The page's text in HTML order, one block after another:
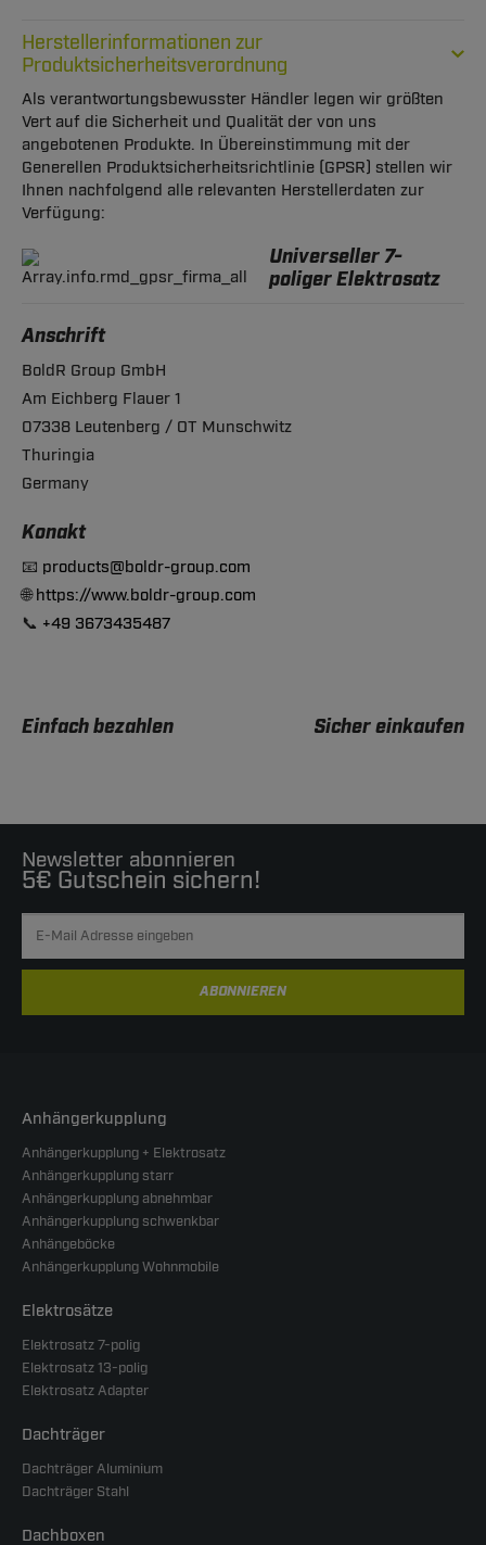
Herstellerinformationen zur
Produktsicherheitsverordnung
Als verantwortungsbewusster Händler legen wir größten
Vert auf die Sicherheit und Qualität der von uns
angebotenen Produkte. In Übereinstimmung mit der
Generellen Produktsicherheitsrichtlinie (GPSR) stellen wir
Ihnen nachfolgend alle relevanten Herstellerdaten zur
Verfügung:
Universeller 7-
poliger Elektrosatz
Anschrift
BoldR Group GmbH
Am Eichberg Flauer 1
07338 Leutenberg / OT Munschwitz
Thuringia
Germany
Konakt
📧 products@boldr-group.com
🌐https://www.boldr-group.com
📞 +49 3673435487
Einfach bezahlen Sicher einkaufen
Newsletter abonnieren
5€ Gutschein sichern!
ABONNIEREN
Anhängerkupplung
Anhängerkupplung + Elektrosatz
Anhängerkupplung starr
Anhängerkupplung abnehmbar
Anhängerkupplung schwenkbar
Anhängeböcke
Anhängerkupplung Wohnmobile
Elektrosätze
Elektrosatz 7-polig
Elektrosatz 13-polig
Elektrosatz Adapter
Dachträger
Dachträger Aluminium
Dachträger Stahl
Dachboxen